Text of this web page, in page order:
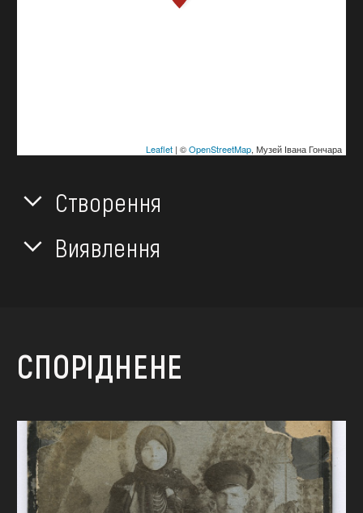
Leaflet| ©OpenStreetMap, Музей Івана Гончара
Створення
Виявлення
СПОРІДНЕНЕ